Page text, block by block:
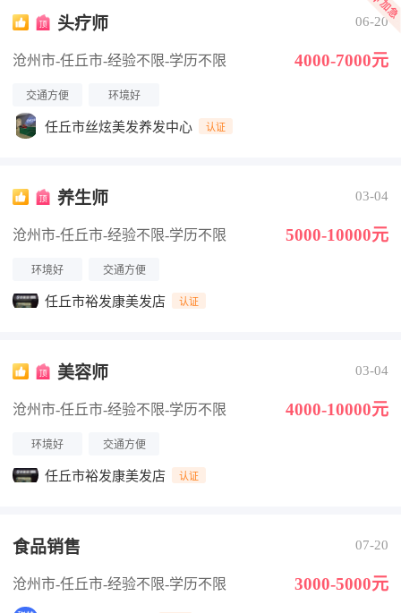
头疗师 06-20
沧州市-任丘市-经验不限-学历不限 4000-7000元
交通方便 环境好
任丘市丝炫美发养发中心 认证
养生师 03-04
沧州市-任丘市-经验不限-学历不限 5000-10000元
环境好 交通方便
任丘市裕发康美发店 认证
美容师 03-04
沧州市-任丘市-经验不限-学历不限 4000-10000元
环境好 交通方便
任丘市裕发康美发店 认证
食品销售 07-20
沧州市-任丘市-经验不限-学历不限 3000-5000元